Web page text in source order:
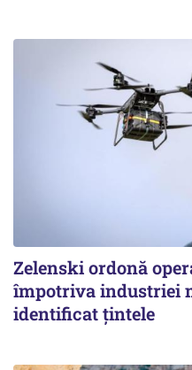
Zelenski ordonă
împotriva industriei
identificat țintele